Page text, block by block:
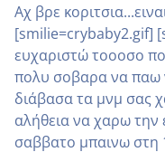
Αχ βρε
[smilie=crybaby2.gif]
ευχαριστώ τοοοσο
πολυ σοβαρα να παω
διάβασα τα μνμ σας
αλήθεια να χαρω την
σαββατο μπαινω